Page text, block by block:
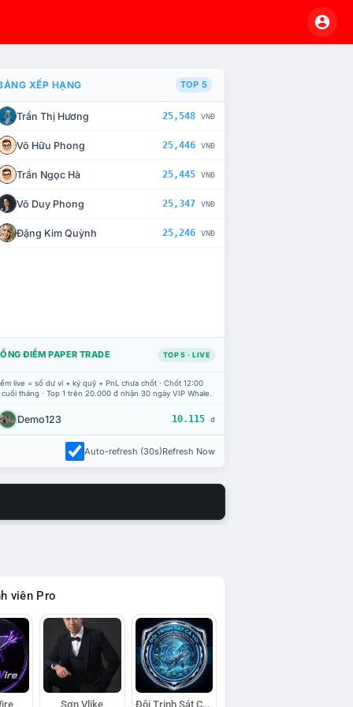
CHẾ TÀI XỬ LÝ VI PHẠM
XẾP HẠNG TOP 5
Trần Thị Hương 25,548 VNĐ
Võ Hữu Phong 25,446 VNĐ
Trần Ngọc Hà 25,445 VNĐ
Võ Duy Phong 25,347 VNĐ
Đặng Kim Quỳnh 25,246 VNĐ
ĐIỂM PAPER TRADE TOP 5 · LIVE
live = số dư ví + ký quỹ + PnL chưa chốt · Chốt 12:00
tháng · Top 1 trên 20.000 đ nhận 30 ngày VIP Whale.
Demo123 10.115 đ
Auto-refresh (30s)Refresh Now
viên Pro
Sơn Vlike Đội Trinh Sát Cá Voi